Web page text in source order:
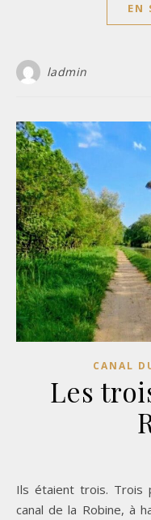
EN
ladmin
CANAL
Les
Ils étaient trois. Trois pins parasols dressés au bord du
canal de la Robine, à